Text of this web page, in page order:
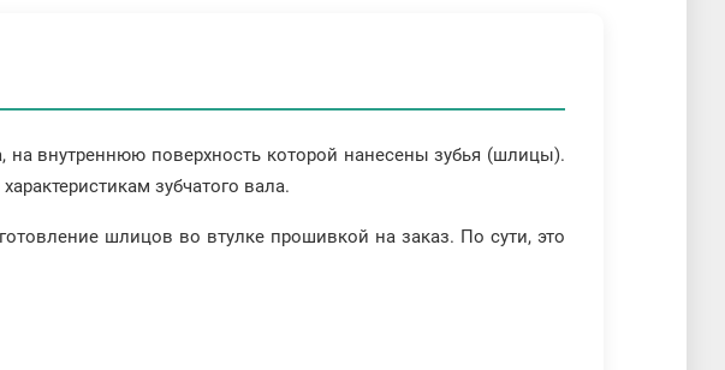
внутреннюю поверхность которой нанесены зубья (шлицы).
зубчатого вала.
шлицов во втулке прошивкой на заказ. По сути, это